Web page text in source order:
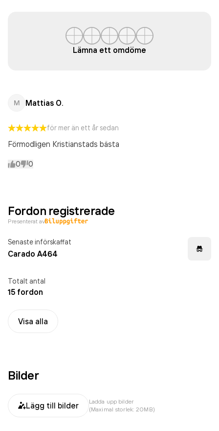
Lämna ett omdöme
M Mattias O.
för mer än ett år sedan
Förmodligen Kristianstads bästa
0 0
Fordon registrerade
Presenterat av
Senaste införskaffat
Carado A464
Totalt antal
15 fordon
Visa alla
Bilder
Lägg till bilder
Ladda upp bilder
(Maximal storlek: 20MB)